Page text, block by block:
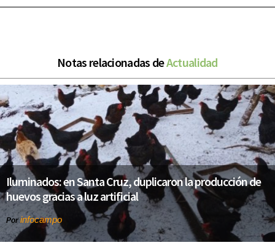
Notas relacionadas deActualidad
Iluminados: en Santa Cruz, duplicaron la producción de
huevos gracias a luz artificial
Porinfocampo